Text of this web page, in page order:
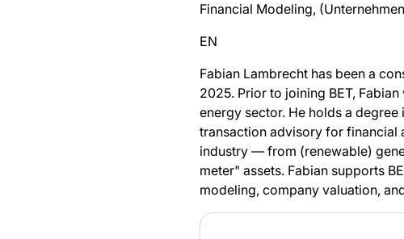
Financial Modeling,
EN
Fabian Lambrecht has been a
2025. Prior to joining BET,
energy sector. He holds a
transaction advisory for financial
industry — from (renewable)
meter" assets. Fabian supports
modeling, company valuation,